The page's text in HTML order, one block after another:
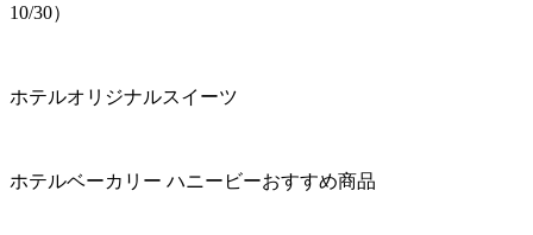
10/30）
ホテルオリジナルスイーツ
ホテルベーカリー ハニービーおすすめ商品